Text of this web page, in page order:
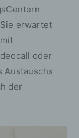
erwartet
oder
Austauschs
der